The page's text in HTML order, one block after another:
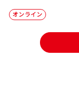
オンライン